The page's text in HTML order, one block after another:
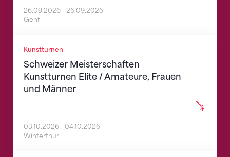
26.09.2026 - 26.09.2026
Genf
Kunstturnen
Schweizer Meisterschaften
Kunstturnen Elite / Amateure, Frauen
und Männer
03.10.2026 - 04.10.2026
Winterthur